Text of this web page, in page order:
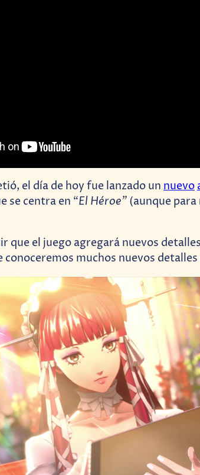
el día de hoy fue lanzado un nuevo
se centra en “El Héroe” (aunque
que el juego agregará nuevos
conoceremos muchos nuevos